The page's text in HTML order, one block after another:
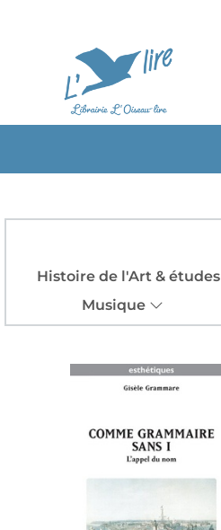
Histoire de l'Art & études
Musique